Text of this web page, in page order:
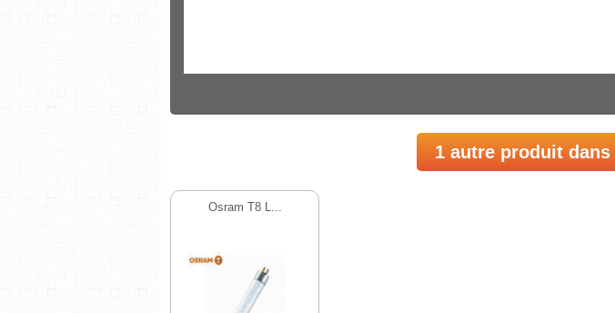
1 autre produit
Osram T8 L...